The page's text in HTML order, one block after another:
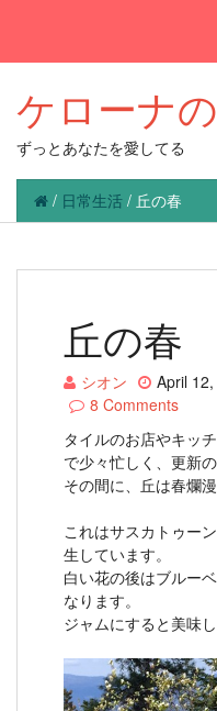
ケローナ
ずっとあなたを愛してる
/ 日常生活 / 丘の春
丘の春
シオン April
8 Comments
タイルのお店やキッ
で少々忙しく、更新
その間に、丘は春爛
これはサスカトゥー
生しています。
白い花の後はブルー
なります。
ジャムにすると美味し